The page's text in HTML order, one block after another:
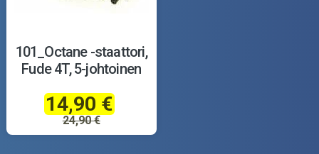
101_Octane -staattori,
Fude 4T, 5-johtoinen
14,90 €
24,90 €